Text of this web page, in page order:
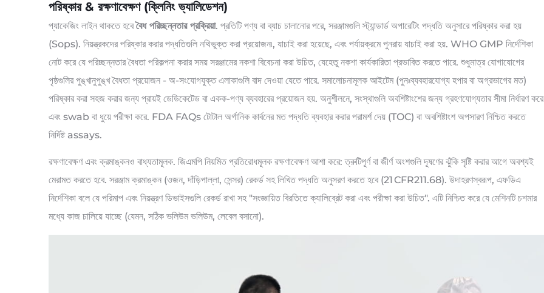
পরিষ্কার & রক্ষণাবেক্ষণ (ক্লিনিং ভ্যালিডেশন)
প্যাকেজিং লাইন থাকতে হবেবৈধ পরিচ্ছন্নতার প্রক্রিয়া. প্রতিটি পণ্য বা ব্যাচ চালানোর পরে, সরঞ্জামগুলি স্ট্যান্ডার্ড অপারেটিং পদ্ধতি অনুসারে পরিষ্কার করা হয়
(Sops). নিয়ন্ত্রকদের পরিষ্কার করার পদ্ধতিগুলি নথিভুক্ত করা প্রয়োজন৷, যাচাই করা হয়েছে, এবং পর্যায়ক্রমে পুনরায় যাচাই করা হয়. WHO GMP নির্দেশিকা
নোট করে যে পরিচ্ছন্নতার বৈধতা পরিকল্পনা করার সময় সরঞ্জামের নকশা বিবেচনা করা উচিত, যেহেতু নকশা কার্যকারিতা প্রভাবিত করতে পারে. শুধুমাত্র যোগাযোগের
পৃষ্ঠগুলির পুঙ্খানুপুঙ্খ বৈধতা প্রয়োজন - অ-সংযোগযুক্ত এলাকাগুলি বাদ দেওয়া যেতে পারে. সমালোচনামূলক আইটেম (পুনঃব্যবহারযোগ্য হপার বা অগ্রভাগের মত)
পরিষ্কার করা সহজ করার জন্য প্রায়ই ডেডিকেটেড বা একক-পণ্য ব্যবহারের প্রয়োজন হয়. অনুশীলনে, সংস্থাগুলি অবশিষ্টাংশের জন্য গ্রহণযোগ্যতার সীমা নির্ধারণ করে
এবং swab বা ধুয়ে পরীক্ষা করে. FDA FAQs টোটাল অর্গানিক কার্বনের মত পদ্ধতি ব্যবহার করার পরামর্শ দেয় (TOC) বা অবশিষ্টাংশ অপসারণ নিশ্চিত করতে
নির্দিষ্ট assays.
রক্ষণাবেক্ষণ এবং ক্রমাঙ্কনও বাধ্যতামূলক. জিএমপি নিয়মিত প্রতিরোধমূলক রক্ষণাবেক্ষণ আশা করে: ত্রুটিপূর্ণ বা জীর্ণ অংশগুলি দূষণের ঝুঁকি সৃষ্টি করার আগে অবশ্যই
মেরামত করতে হবে. সরঞ্জাম ক্রমাঙ্কন (ওজন, দাঁড়িপাল্লা, সেন্সর) রেকর্ড সহ লিখিত পদ্ধতি অনুসরণ করতে হবে (21 CFR211.68). উদাহরণস্বরূপ, এফডিএ
নির্দেশিকা বলে যে পরিমাপ এবং নিয়ন্ত্রণ ডিভাইসগুলি রেকর্ড রাখা সহ "সংজ্ঞায়িত বিরতিতে ক্যালিব্রেট করা এবং পরীক্ষা করা উচিত". এটি নিশ্চিত করে যে মেশিনটি চশমার
মধ্যে কাজ চালিয়ে যাচ্ছে (যেমন, সঠিক ভলিউম ভলিউম, লেবেল বসানো).